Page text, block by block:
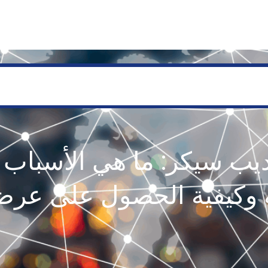
سيكر: ما هي الأسباب
وكيفية الحصول على